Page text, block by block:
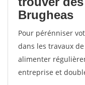
Brugheas
Pour pérénniser
dans les travaux
alimenter
entreprise et